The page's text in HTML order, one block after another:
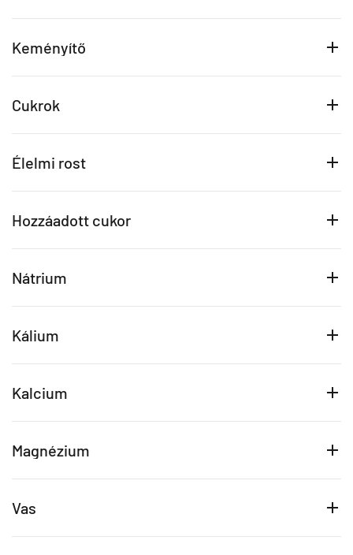
Keményítő
Cukrok
Élelmi rost
Hozzáadott cukor
Nátrium
Kálium
Kalcium
Magnézium
Vas